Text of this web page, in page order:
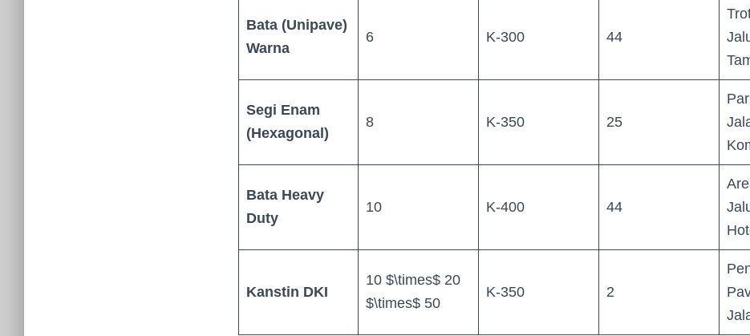
Bata (Unipave)
Warna
6 K-300 44
Segi Enam
(Hexagonal)
8 K-350 25
Bata Heavy
Duty
10 K-400 44
Kanstin DKI
10 $\times$ 20
$\times$ 50
K-350 2